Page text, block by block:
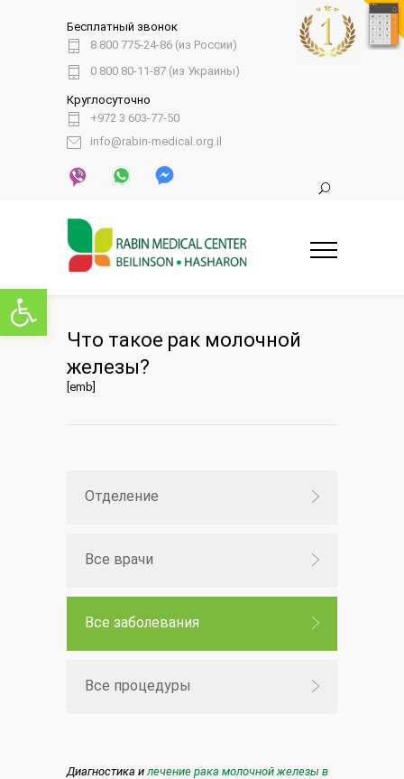
Открыть панель инструментов
Бесплатный звонок
8 800 775-24-86 (из России)
0 800 80-11-87 (из Украины)
Круглосуточно
+972 3 603-77-50
info@rabin-medical.org.il
Что такое рак молочной
железы?
[emb]
Отделение
Все врачи
Все заболевания
Все процедуры
Диагностика илечение рака молочной железы в